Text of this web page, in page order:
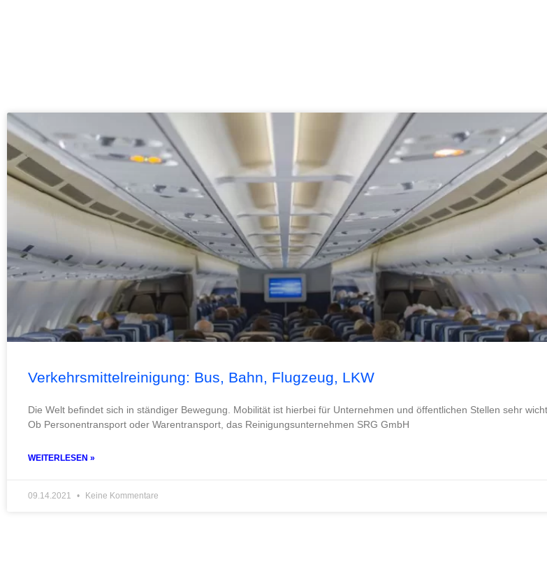
Verkehrsmittelreinigung: Bus, Bahn, Flugzeug, LKW
Die Welt befindet sich in ständiger Bewegung. Mobilität ist hierbei für Unternehmen und öffentlichen Stellen sehr
Ob Personentransport oder Warentransport, das Reinigungsunternehmen SRG GmbH
WEITERLESEN »
09.14.2021 Keine Kommentare